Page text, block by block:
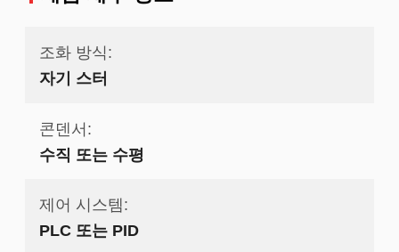
조화 방식:
자기 스터
콘덴서:
수직 또는 수평
제어 시스템:
PLC 또는 PID